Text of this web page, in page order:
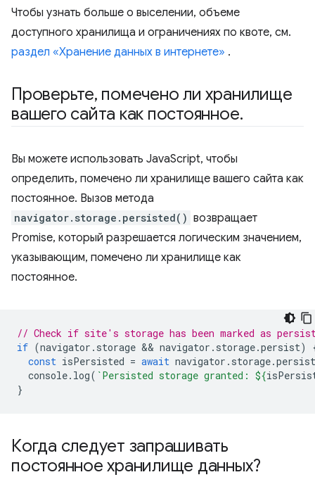
Чтобы узнать больше о выселении, объеме
доступного хранилища и ограничениях по квоте, см.
раздел «Хранение данных в интернете» .
Проверьте, помечено ли хранилище
вашего сайта как постоянное.
Вы можете использовать JavaScript, чтобы
определить, помечено ли хранилище вашего сайта как
постоянное. Вызов метода
navigator.storage.persisted() возвращает
Promise, который разрешается логическим значением,
указывающим, помечено ли хранилище как
постоянное.
// Check if site's storage has been marked as
if (navigator . storage && navigator . storage.persist)
const isPersisted = await navigator . storage.
console. log( `Persisted storage granted: ${
}
Когда следует запрашивать
постоянное хранилище данных?